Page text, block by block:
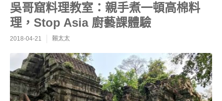
吳哥窟料理教室：親手煮一頓高棉料
理，Stop Asia 廚藝課體驗
2018-04-21 賴太太